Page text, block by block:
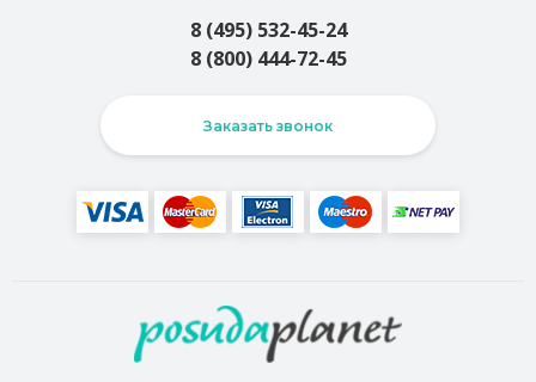
8 (495) 532-45-24
8 (800) 444-72-45
Заказать звонок